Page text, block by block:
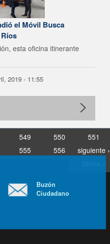
el Móvil Busca
esta oficina itinerante
2019 - 11:55
549 550
551
555 556
siguiente ›
Buzón
Ciudadano